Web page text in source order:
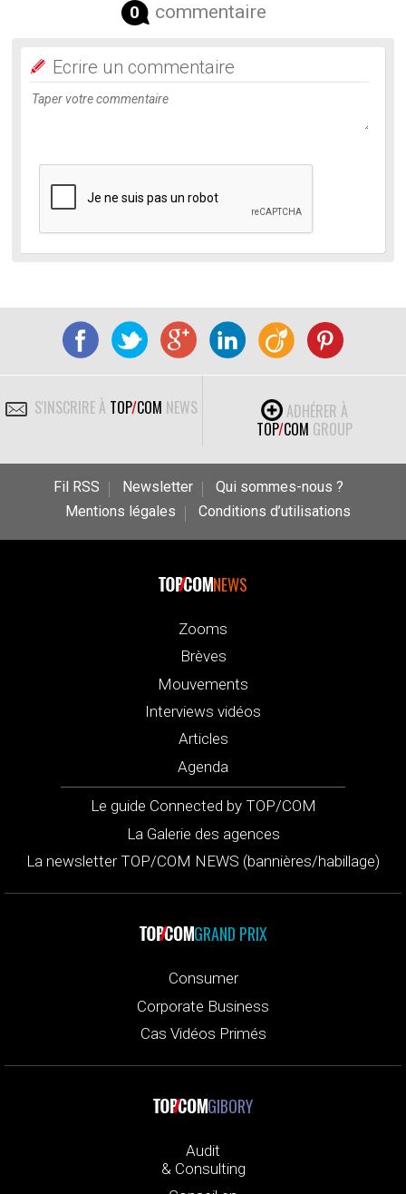
0 commentaire
Ecrire un commentaire
S'INSCRIRE À TOP/COM NEWS
ADHÉRER À
TOP/COM GROUP
Fil RSS Newsletter
Qui sommes-nous ?
Mentions légales
Conditions d’utilisations
NEWS
Zooms
Brèves
Mouvements
Interviews vidéos
Articles
Agenda
Le guide Connected by TOP/COM
La Galerie des agences
La newsletter TOP/COM NEWS (bannières/habillage)
GRAND PRIX
Consumer
Corporate Business
Cas Vidéos Primés
GIBORY
Audit
& Consulting